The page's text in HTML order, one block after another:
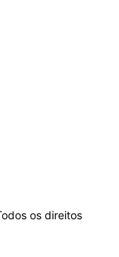
os direitos